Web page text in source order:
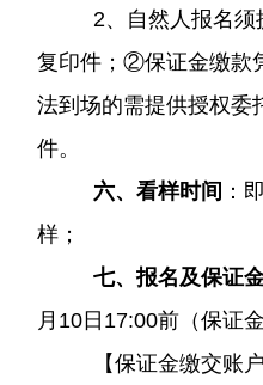
2、自然人报名
复印件；②保证金缴款
法到场的需提供授权委
件。
六、看样时间 ：
样；
七、报名及保证
月10日17:00前（保证
【保证金缴交账